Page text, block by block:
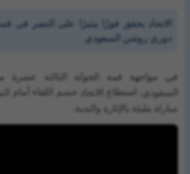
دوري روشن السعودي
في مواجهة قمة الجولة الثالثة عشرة
السعودي
، استطاع الاتحاد حسم اللقاء أمام
مباراة مليئة بالإثارة والندية.